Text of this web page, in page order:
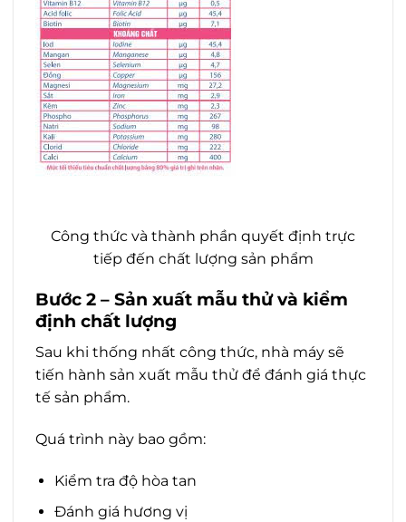
Công thức và thành phần quyết định trực
tiếp đến chất lượng sản phẩm
Bước 2 – Sản xuất mẫu thử và kiểm
định chất lượng
Sau khi thống nhất công thức, nhà máy sẽ
tiến hành sản xuất mẫu thử để đánh giá thực
tế sản phẩm.
Quá trình này bao gồm:
Kiểm tra độ hòa tan
Đánh giá hương vị